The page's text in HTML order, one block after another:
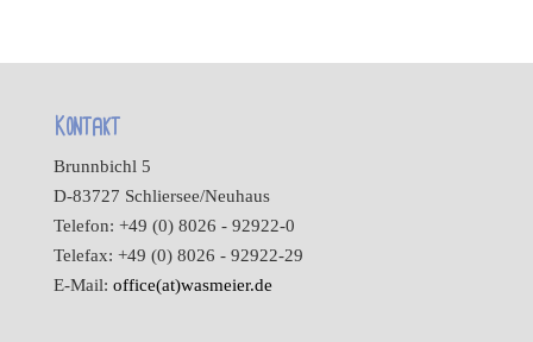
Kontakt
Brunnbichl 5
D-83727 Schliersee/Neuhaus
Telefon: +49 (0) 8026 - 92922-0
Telefax: +49 (0) 8026 - 92922-29
E-Mail: office(at)wasmeier.de